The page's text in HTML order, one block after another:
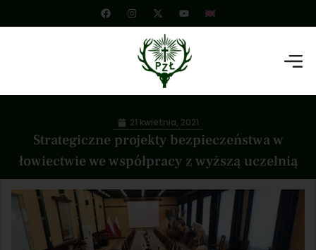
Strategiczne projekty bezpieczeństwa w
łowiectwie we współpracy z wyższą uczelnią
21 kwietnia, 2021